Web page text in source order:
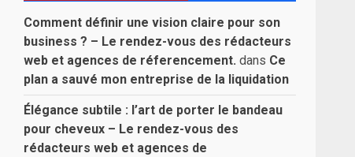
Comment définir une vision claire pour son
business ? – Le rendez-vous des rédacteurs
web et agences de réferencement. dans Ce
plan a sauvé mon entreprise de la liquidation
Élégance subtile : l’art de porter le bandeau
pour cheveux – Le rendez-vous des
rédacteurs web et agences de